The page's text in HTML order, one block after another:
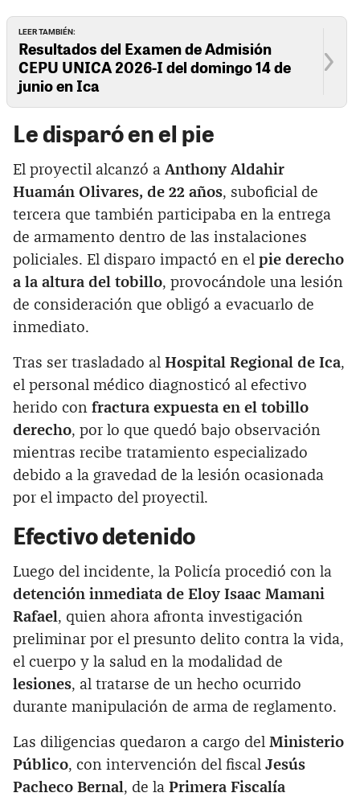
LEER TAMBIÉN:
Resultados del Examen de Admisión
CEPU UNICA 2026-I del domingo 14 de
junio en Ica
Le disparó en el pie
El proyectil alcanzó a Anthony Aldahir
Huamán Olivares, de 22 años, suboficial de
tercera que también participaba en la entrega
de armamento dentro de las instalaciones
policiales. El disparo impactó en el pie derecho
a la altura del tobillo, provocándole una lesión
de consideración que obligó a evacuarlo de
inmediato.
Tras ser trasladado al Hospital Regional de Ica,
el personal médico diagnosticó al efectivo
herido con fractura expuesta en el tobillo
derecho, por lo que quedó bajo observación
mientras recibe tratamiento especializado
debido a la gravedad de la lesión ocasionada
por el impacto del proyectil.
Efectivo detenido
Luego del incidente, la Policía procedió con la
detención inmediata de Eloy Isaac Mamani
Rafael , quien ahora afronta investigación
preliminar por el presunto delito contra la vida,
el cuerpo y la salud en la modalidad de
lesiones, al tratarse de un hecho ocurrido
durante manipulación de arma de reglamento.
Las diligencias quedaron a cargo del Ministerio
Público, con intervención del fiscal Jesús
Pacheco Bernal , de la Primera Fiscalía